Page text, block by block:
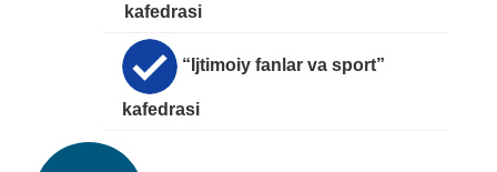
kafedrasi
“Ijtimoiy fanlar va sport”
kafedrasi